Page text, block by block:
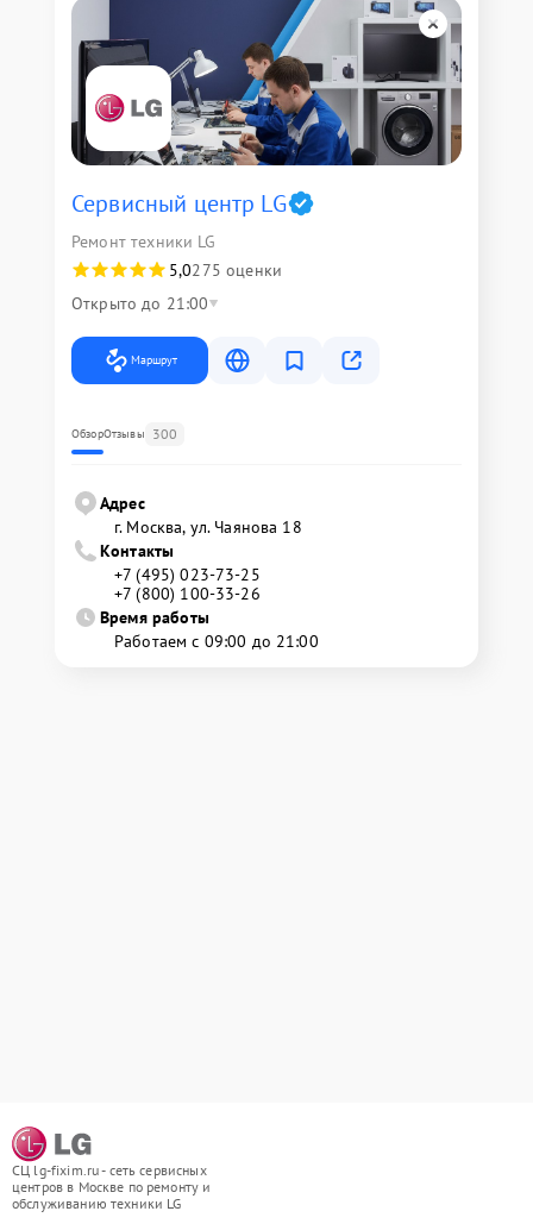
Сервисный центр LG
Ремонт техники LG
5,0275 оценки
Открыто до 21:00
Маршрут
ОбзорОтзывы 300
Адрес
г. Москва, ул. Чаянова 18
Контакты
+7 (495) 023-73-25
+7 (800) 100-33-26
Время работы
Работаем с 09:00 до 21:00
СЦ lg-fixim.ru - сеть сервисных
центров в Москве по ремонту и
обслуживанию техники LG